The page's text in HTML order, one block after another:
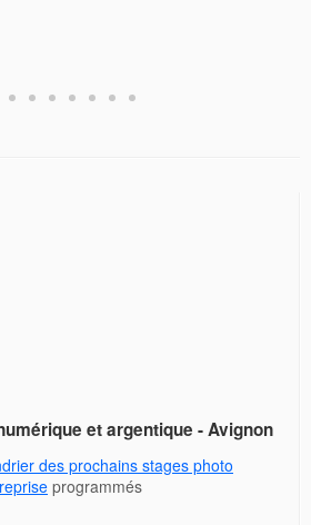
et argentique - Avignon
des prochains stages photo
programmés